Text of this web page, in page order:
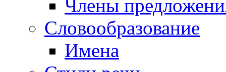
Члены
Словообразование
Имена